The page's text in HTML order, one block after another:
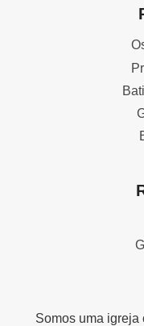
Somos uma igreja